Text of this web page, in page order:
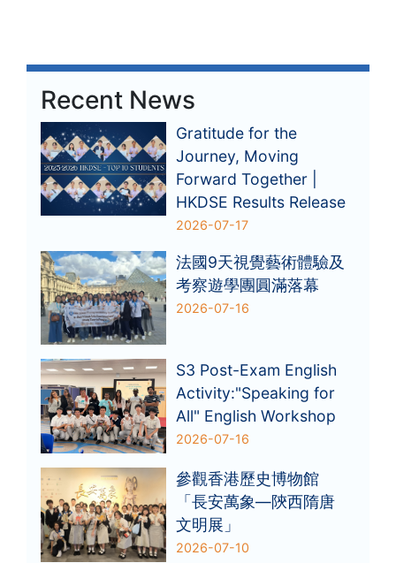
Recent News
Gratitude for the
Journey, Moving
Forward Together |
HKDSE Results Release
2026-07-17
法國9天視覺藝術體驗及
考察遊學團圓滿落幕
2026-07-16
S3 Post-Exam English
Activity:"Speaking for
All" English Workshop
2026-07-16
參觀香港歷史博物館
「長安萬象—陝西隋唐
文明展」
2026-07-10